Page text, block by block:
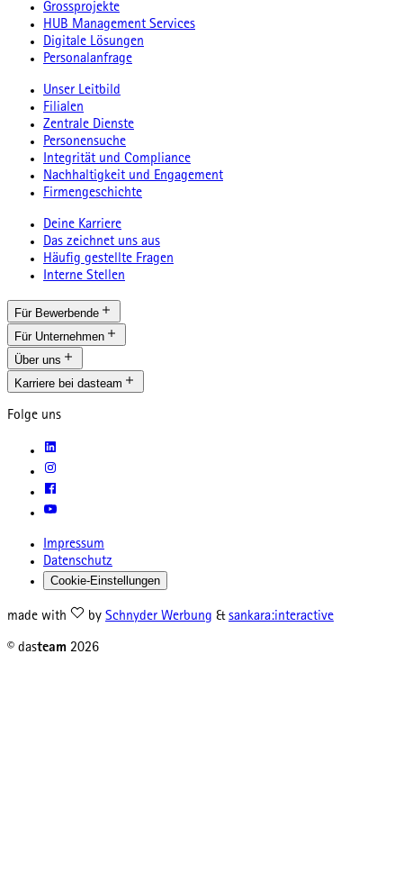
Grossprojekte
HUB Management Services
Digitale Lösungen
Personalanfrage
Unser Leitbild
Filialen
Zentrale Dienste
Personensuche
Integrität und Compliance
Nachhaltigkeit und Engagement
Firmengeschichte
Deine Karriere
Das zeichnet uns aus
Häufig gestellte Fragen
Interne Stellen
Für Bewerbende
Für Unternehmen
Über uns
Karriere bei dasteam
Folge uns
Impressum
Datenschutz
Cookie-Einstellungen
made with by Schnyder Werbung & sankara:interactive
© dasteam 2026